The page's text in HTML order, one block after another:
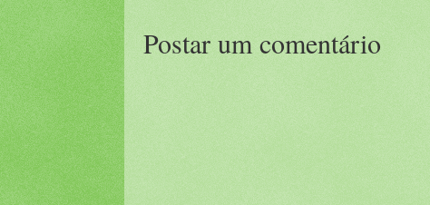
Postar um comentário